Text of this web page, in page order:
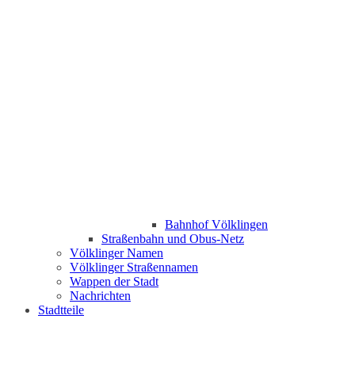
Bahnhof Völklingen
Straßenbahn und Obus-Netz
Völklinger Namen
Völklinger Straßennamen
Wappen der Stadt
Nachrichten
Stadtteile